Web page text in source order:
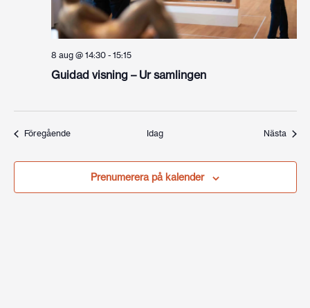
Guidad visning – Ur samlingen
8 aug @ 14:30- 15:15
FöregåendeEvenemang Idag Nästa
Prenumerera på kalender